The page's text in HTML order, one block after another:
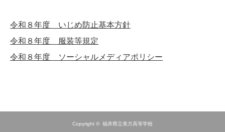
令和８年度 いじめ防止基本方針
令和８年度 服装等規定
令和８年度 ソーシャルメディアポリシー
Copyright © 福井県立美方高等学校